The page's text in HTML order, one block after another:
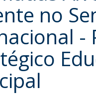
no
-